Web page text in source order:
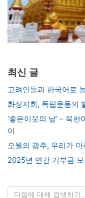
최신 글
고려인들과 한국어로
화성지회, 독립운동의
‘좋은이웃의 날’ – 북
이
오월의 광주, 우리가
2025년 연간 기부금